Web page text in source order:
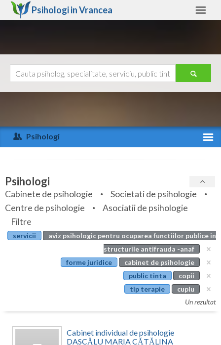
Psihologi inVrancea
Arad
Arges
Bihor
Bistrita-Nasaud
Botosani
Calarasi
Ajutor
Psihologi
Specialitati
Servicii
Articole
Evenimente
Psihologi
Cabinete de psihologie
Societati de psihologie
Centre de psihologie
Asociatii de psihologie
Filtre
servicii
aviz psihologic pentru ocuparea functiilor publice in
structurile antifrauda -anaf
forme juridice
cabinet de psihologie
public tinta
copii
tip terapie
cuplu
Un rezultat
Cabinet individual de psihologie
DASCĂLU MARIA CĂTĂLINA